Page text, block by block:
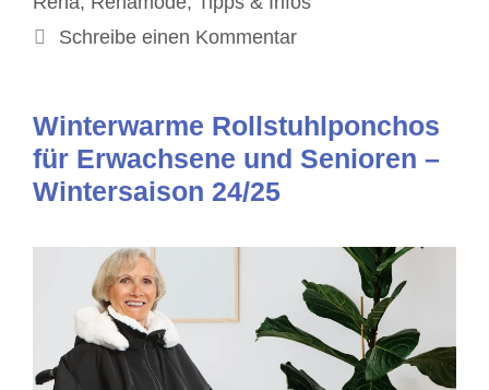
Schreibe einen Kommentar
Winterwarme Rollstuhlponchos
für Erwachsene und Senioren –
Wintersaison 24/25